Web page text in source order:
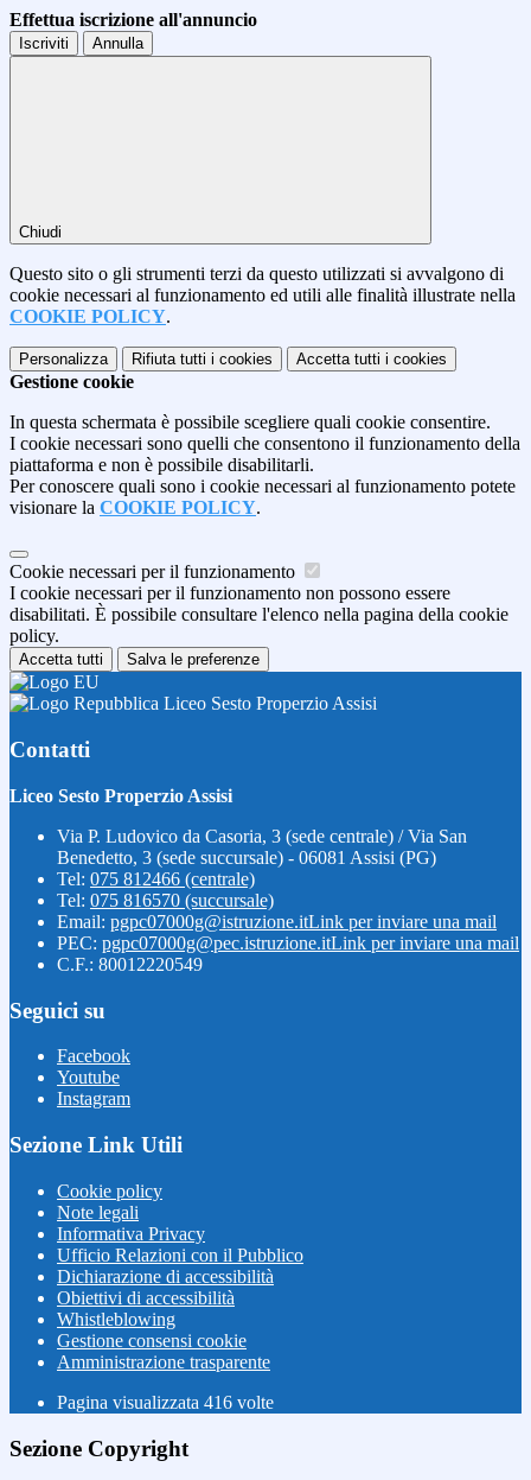
Effettua iscrizione all'annuncio
Iscriviti Annulla
Chiudi
Questo sito o gli strumenti terzi da questo utilizzati si avvalgono di
cookie necessari al funzionamento ed utili alle finalità illustrate nella
COOKIE POLICY.
Personalizza Rifiuta tutti i cookies Accetta tutti i cookies
Gestione cookie
In questa schermata è possibile scegliere quali cookie consentire.
I cookie necessari sono quelli che consentono il funzionamento della
piattaforma e non è possibile disabilitarli.
Per conoscere quali sono i cookie necessari al funzionamento potete
visionare la COOKIE POLICY.
Cookie necessari per il funzionamento
I cookie necessari per il funzionamento non possono essere
disabilitati. È possibile consultare l'elenco nella pagina della cookie
policy.
Accetta tutti Salva le preferenze
Liceo Sesto Properzio Assisi
Contatti
Liceo Sesto Properzio Assisi
Via P. Ludovico da Casoria, 3 (sede centrale) / Via San
Benedetto, 3 (sede succursale) - 06081 Assisi (PG)
Tel: 075 812466 (centrale)
Tel: 075 816570 (succursale)
Email: pgpc07000g@istruzione.itLink per inviare una mail
PEC: pgpc07000g@pec.istruzione.itLink per inviare una mail
C.F.: 80012220549
Seguici su
Facebook
Youtube
Instagram
Sezione Link Utili
Cookie policy
Note legali
Informativa Privacy
Ufficio Relazioni con il Pubblico
Dichiarazione di accessibilità
Obiettivi di accessibilità
Whistleblowing
Gestione consensi cookie
Amministrazione trasparente
Pagina visualizzata 416 volte
Sezione Copyright